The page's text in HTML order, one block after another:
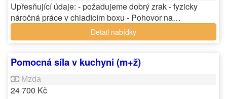
Upřesňující údaje: - požadujeme dobrý zrak - fyzicky
náročná práce v chladícím boxu - Pohovor na…
Detail nabídky
Pomocná síla v kuchyni (m+ž)
24 700 Kč